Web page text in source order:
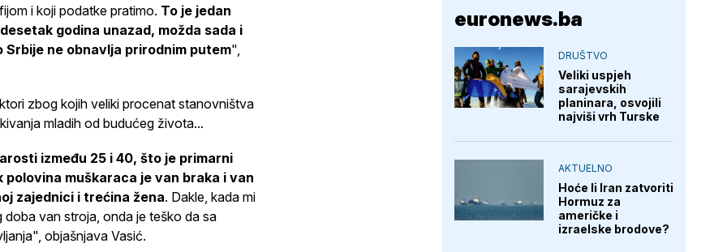
i koji podatke pratimo. To je jedan
godina unazad, možda sada i
Srbije ne obnavlja prirodnim putem",
zbog kojih veliki procenat stanovništva
mladih od budućeg života...
između 25 i 40, što je primarni
polovina muškaraca je van braka i van
zajednici i trećina žena. Dakle, kada mi
doba van stroja, onda je teško da sa
objašnjava Vasić.
euronews.ba
DRUŠTVO
Veliki uspjeh
sarajevskih
planinara, osvojili
najviši vrh Turske
AKTUELNO
Hoće li Iran zatvoriti
Hormuz za
američke i
izraelske brodove?